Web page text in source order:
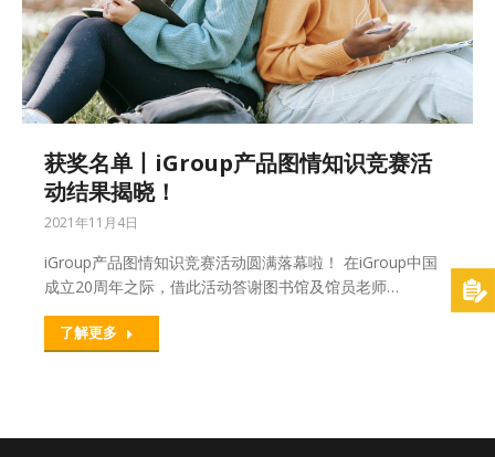
获奖名单丨iGroup产品图情知识竞赛活
动结果揭晓！
2021年11月4日
iGroup产品图情知识竞赛活动圆满落幕啦！ 在iGroup中国
成立20周年之际，借此活动答谢图书馆及馆员老师…
了解更多